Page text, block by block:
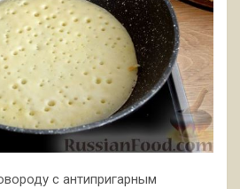
с антипригарным